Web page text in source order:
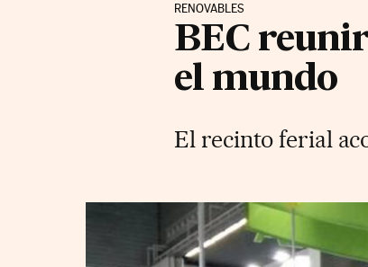
RENOVABLES
BEC
el mundo
El recinto ferial